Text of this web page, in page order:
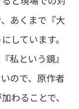
あくまで『大
しています。
私という鏡』
ので、原作者
わることで、